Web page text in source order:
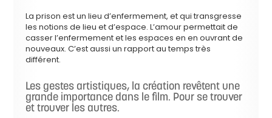
La prison est un lieu d’enfermement, et qui transgresse
les notions de lieu et d’espace. L’amour permettait de
casser l’enfermement et les espaces en en ouvrant de
nouveaux. C’est aussi un rapport au temps très
différent.
Les gestes artistiques, la création revêtent une
grande importance dans le film. Pour se trouver
et trouver les autres.